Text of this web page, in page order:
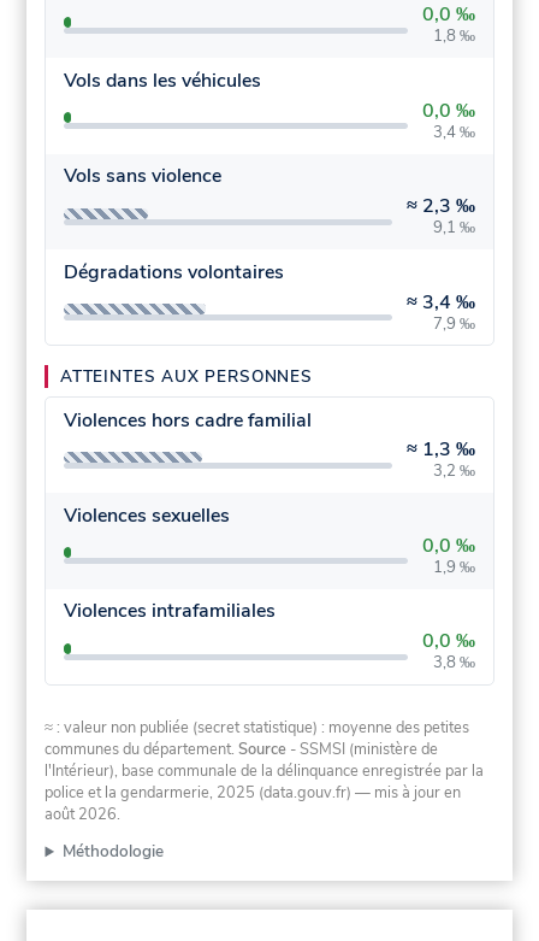
0,0 ‰
1,8 ‰
Vols dans les véhicules
0,0 ‰
3,4 ‰
Vols sans violence
≈ 2,3 ‰
9,1 ‰
Dégradations volontaires
≈ 3,4 ‰
7,9 ‰
ATTEINTES AUX PERSONNES
Violences hors cadre familial
≈ 1,3 ‰
3,2 ‰
Violences sexuelles
0,0 ‰
1,9 ‰
Violences intrafamiliales
0,0 ‰
3,8 ‰
≈ : valeur non publiée (secret statistique) : moyenne des petites
communes du département.Source - SSMSI (ministère de
l'Intérieur), base communale de la délinquance enregistrée par la
police et la gendarmerie, 2025 (data.gouv.fr) — mis à jour en
août 2026.
Méthodologie